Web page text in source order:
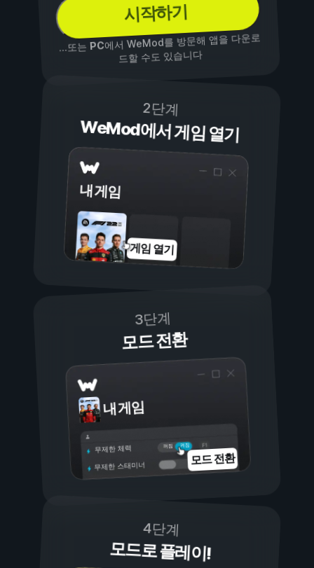
시작하기
...또는PC에서 WeMod를 방문해 앱을 다운로
드할 수도 있습니다
2단계
WeMod에서 게임 열기
내 게임
게임 열기
3단계
모드 전환
내 게임
켜짐
꺼짐
무제한 체력
무제한 스태미너 모드 전환
4단계
모드로 플레이!